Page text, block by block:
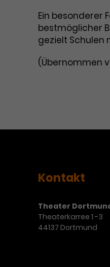
Ein besonderer
bestmöglicher
gezielt
(Übernommen
Kontakt
Theater
Theaterkarree 1 -3
44137 Dortmund